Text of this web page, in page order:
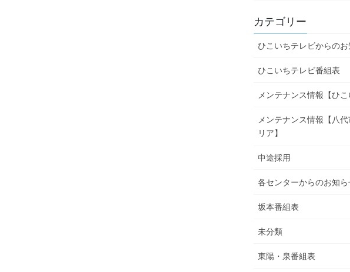
カテゴリー
ひこいちテレビからの
ひこいちテレビ番組表
メンテナンス情報【ひこ
メンテナンス情報【八
リア】
中途採用
各センターからのお知ら
坂本番組表
未分類
東陽・泉番組表